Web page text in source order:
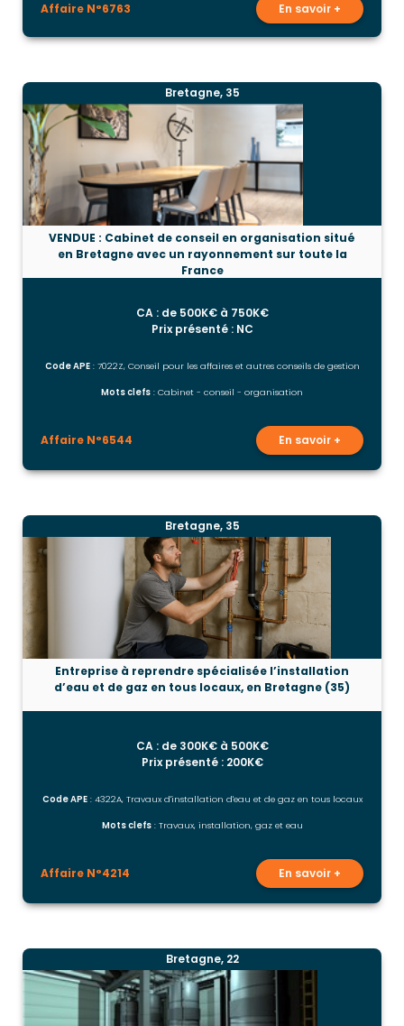
Affaire N°6763 En savoir +
Bretagne, 35
VENDUE : Cabinet de conseil en organisation situé
en Bretagne avec un rayonnement sur toute la
France
CA : de 500K€ à 750K€
Prix présenté : NC
Code APE: 7022Z, Conseil pour les affaires et autres conseils de gestion
Mots clefs : Cabinet - conseil - organisation
Affaire N°6544 En savoir +
Bretagne, 35
Entreprise à reprendre spécialisée l’installation
d’eau et de gaz en tous locaux, en Bretagne (35)
CA : de 300K€ à 500K€
Prix présenté : 200K€
Code APE: 4322A, Travaux d'installation d'eau et de gaz en tous locaux
Mots clefs: Travaux, installation, gaz et eau
Affaire N°4214 En savoir +
Bretagne, 22